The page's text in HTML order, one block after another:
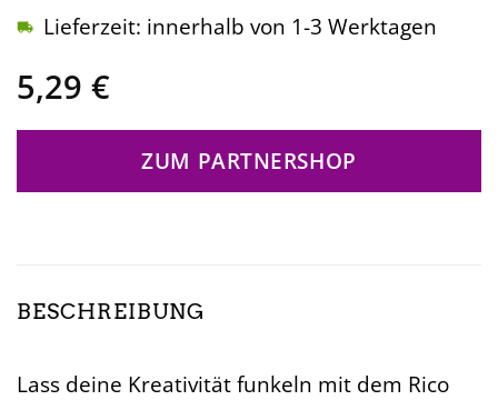
5,29 €
Lieferzeit: innerhalb von 1-3 Werktagen
ZUM PARTNERSHOP
BESCHREIBUNG
Lass deine Kreativität funkeln mit dem Rico